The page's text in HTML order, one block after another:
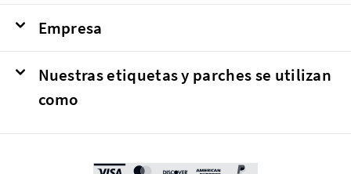
Empresa
Nuestras etiquetas y parches se utilizan
como